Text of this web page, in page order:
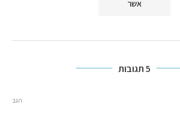
5 תגובות
הגב